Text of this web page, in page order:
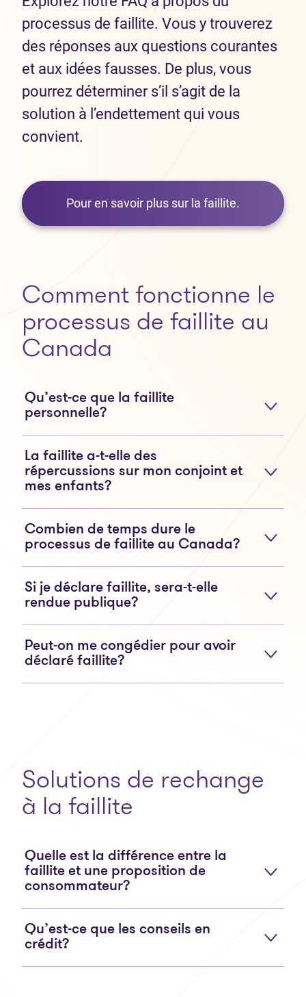
processus de faillite. Vous y trouverez
des réponses aux questions courantes
et aux idées fausses. De plus, vous
pourrez déterminer s’il s’agit de la
solution à l’endettement qui vous
convient.
Pour en savoir plus sur la faillite.
Comment fonctionne le
processus de faillite au
Canada
Qu’est-ce que la faillite
personnelle?
La faillite a-t-elle des
répercussions sur mon conjoint et
mes enfants?
Combien de temps dure le
processus de faillite au Canada?
Si je déclare faillite, sera-t-elle
rendue publique?
Peut-on me congédier pour avoir
déclaré faillite?
Solutions de rechange
à la faillite
Quelle est la différence entre la
faillite et une proposition de
consommateur?
Qu’est-ce que les conseils en
crédit?